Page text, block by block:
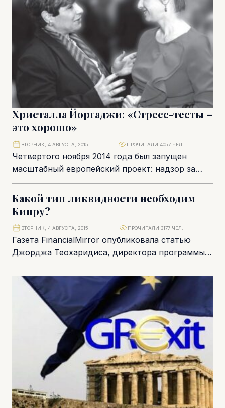
Христалла Йоргаджи: «Стресс-тесты –
это хорошо»
Четвертого ноября 2014 года был запущен
масштабный европейский проект: надзор за
крупнейшими банковскими учреждениями
стран еврозоны стал централизованным. 130
кредитных...
ВТОРНИК, 4 АВГУСТА, 2015 ПРОЧИТАЛИ 4057 ЧЕЛ.
Какой тип ликвидности необходим
Кипру?
Газета FinancialMirror опубликовала статью
Джорджа Теохаридиса, директора программы
магистратуры в области финансовых услуг в
Кипрском международном институте
менеджмента. Мы предлагаем вашему...
ВТОРНИК, 4 АВГУСТА, 2015 ПРОЧИТАЛИ 3177 ЧЕЛ.